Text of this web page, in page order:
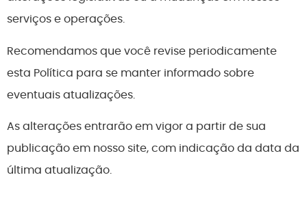
serviços e operações.
Recomendamos que você revise periodicamente
esta Política para se manter informado sobre
eventuais atualizações.
As alterações entrarão em vigor a partir de sua
publicação em nosso site, com indicação da data da
última atualização.